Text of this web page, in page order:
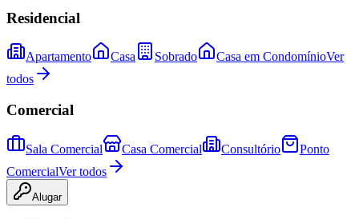
Residencial
Apartamento Casa Sobrado Casa em CondomínioVer
todos
Comercial
Sala Comercial Casa Comercial Consultório
Ponto
ComercialVer todos
Alugar